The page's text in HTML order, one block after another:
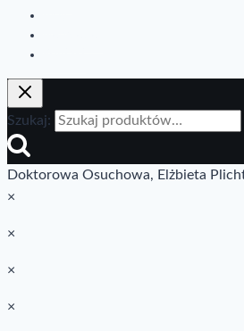
Szukaj:
Doktorowa Osuchowa, Elżbieta
×
×
×
×